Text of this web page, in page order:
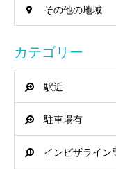
その他の地域
カテゴリー
駅近
駐車場有
インビザライン